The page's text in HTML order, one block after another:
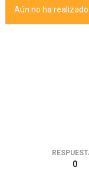
Aún no ha
0